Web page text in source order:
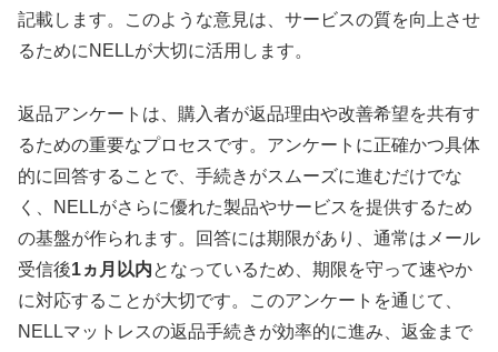
記載します。このような意見は、サービスの質を向上させ
るためにNELLが大切に活用します。
返品アンケートは、購入者が返品理由や改善希望を共有す
るための重要なプロセスです。アンケートに正確かつ具体
的に回答することで、手続きがスムーズに進むだけでな
く、NELLがさらに優れた製品やサービスを提供するため
の基盤が作られます。回答には期限があり、通常はメール
受信後1ヵ月以内となっているため、期限を守って速やか
に対応することが大切です。このアンケートを通じて、
NELLマットレスの返品手続きが効率的に進み、返金まで